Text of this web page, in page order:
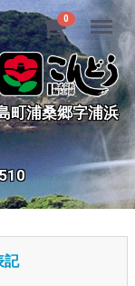
町浦桑郷字浦浜
0 Menu
記